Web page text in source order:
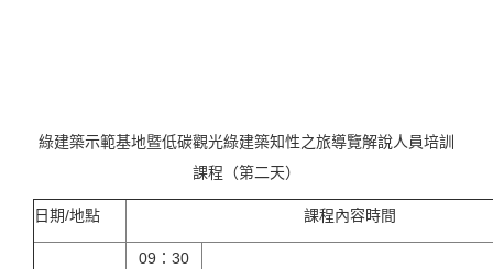
綠建築示範基地暨低碳觀光綠建築知性之旅導覽解說人員培訓
課程（第二天）
日期/地點 課程內容時間
09：30